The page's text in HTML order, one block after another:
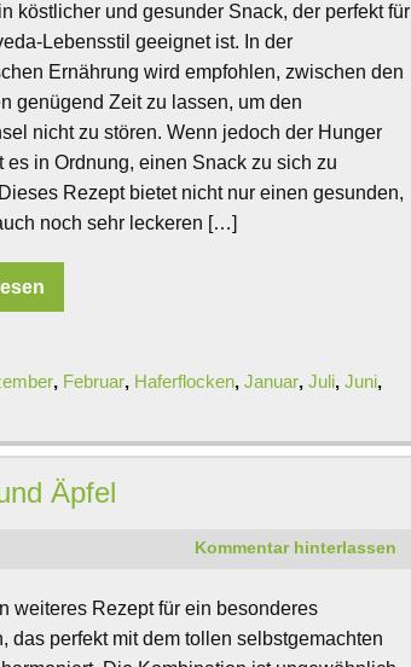
köstlicher und gesunder Snack, der perfekt für
Lebensstil geeignet ist. In der
Ernährung wird empfohlen, zwischen den
genügend Zeit zu lassen, um den
nicht zu stören. Wenn jedoch der Hunger
es in Ordnung, einen Snack zu sich zu
Rezept bietet nicht nur einen gesunden,
noch sehr leckeren […]
, Februar, Haferflocken, Januar, Juli, Juni,
Äpfel
Kommentar hinterlassen
weiteres Rezept für ein besonderes
das perfekt mit dem tollen selbstgemachten